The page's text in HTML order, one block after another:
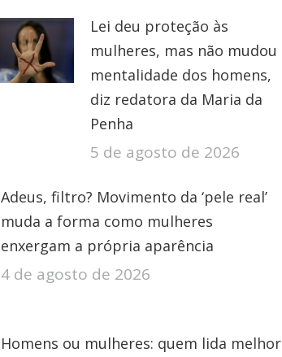
Lei deu proteção às
mulheres, mas não mudou
mentalidade dos homens,
diz redatora da Maria da
Penha
5 de agosto de 2026
Adeus, filtro? Movimento da ‘pele real’
muda a forma como mulheres
enxergam a própria aparência
4 de agosto de 2026
Homens ou mulheres: quem lida melhor